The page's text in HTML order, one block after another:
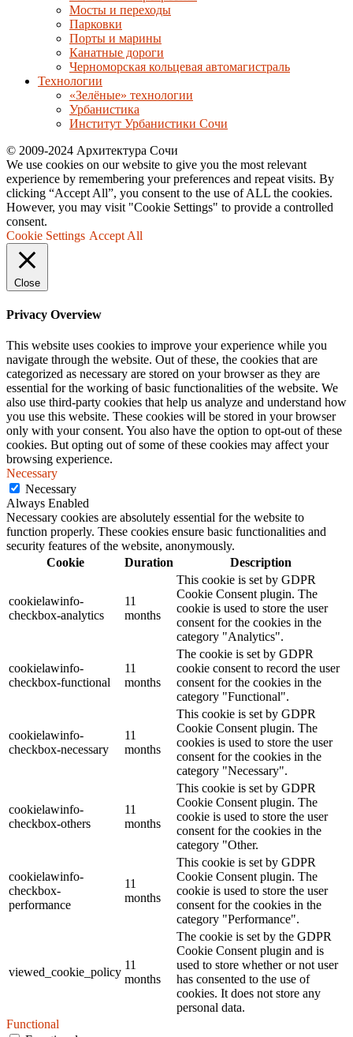
Мосты и переходы
Парковки
Порты и марины
Канатные дороги
Черноморская кольцевая автомагистраль
Технологии
«Зелёные» технологии
Урбанистика
Институт Урбанистики Сочи
© 2009-2024 Архитектура Сочи
We use cookies on our website to give you the most relevant
experience by remembering your preferences and repeat visits. By
clicking “Accept All”, you consent to the use of ALL the cookies.
However, you may visit "Cookie Settings" to provide a controlled
consent.
Cookie Settings Accept All
Close
Privacy Overview
This website uses cookies to improve your experience while you
navigate through the website. Out of these, the cookies that are
categorized as necessary are stored on your browser as they are
essential for the working of basic functionalities of the website. We
also use third-party cookies that help us analyze and understand how
you use this website. These cookies will be stored in your browser
only with your consent. You also have the option to opt-out of these
cookies. But opting out of some of these cookies may affect your
browsing experience.
Necessary
Necessary
Always Enabled
Necessary cookies are absolutely essential for the website to
function properly. These cookies ensure basic functionalities and
security features of the website, anonymously.
Cookie
Duration Description
cookielawinfo-
checkbox-analytics
11
months
This cookie is set by GDPR
Cookie Consent plugin. The
cookie is used to store the user
consent for the cookies in the
category "Analytics".
cookielawinfo-
checkbox-functional
11
months
The cookie is set by GDPR
cookie consent to record the user
consent for the cookies in the
category "Functional".
cookielawinfo-
checkbox-necessary
11
months
This cookie is set by GDPR
Cookie Consent plugin. The
cookies is used to store the user
consent for the cookies in the
category "Necessary".
cookielawinfo-
checkbox-others
11
months
This cookie is set by GDPR
Cookie Consent plugin. The
cookie is used to store the user
consent for the cookies in the
category "Other.
cookielawinfo-
checkbox-
performance
11
months
This cookie is set by GDPR
Cookie Consent plugin. The
cookie is used to store the user
consent for the cookies in the
category "Performance".
viewed_cookie_policy
11
months
The cookie is set by the GDPR
Cookie Consent plugin and is
used to store whether or not user
has consented to the use of
cookies. It does not store any
personal data.
Functional